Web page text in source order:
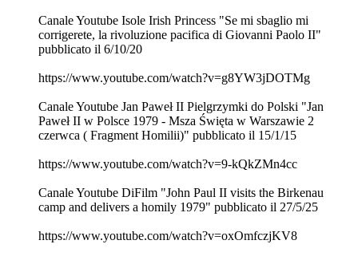
Canale Youtube Isole Irish Princess "Se mi sbaglio mi
corrigerete, la rivoluzione pacifica di Giovanni Paolo II"
pubblicato il 6/10/20
https://www.youtube.com/watch?v=g8YW3jDOTMg
Canale Youtube Jan Paweł II Pielgrzymki do Polski "Jan
Paweł II w Polsce 1979 - Msza Święta w Warszawie 2
czerwca ( Fragment Homilii)" pubblicato il 15/1/15
https://www.youtube.com/watch?v=9-kQkZMn4cc
Canale Youtube DiFilm "John Paul II visits the Birkenau
camp and delivers a homily 1979" pubblicato il 27/5/25
https://www.youtube.com/watch?v=oxOmfczjKV8